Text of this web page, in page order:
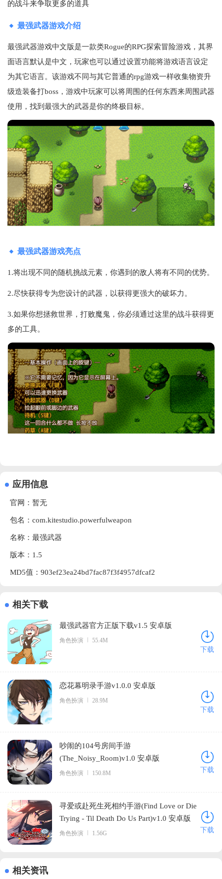
的战斗来争取更多的道具
最强武器游戏介绍
最强武器游戏中文版是一款类Rogue的RPG探索冒险游戏，其界
面语言默认是中文，玩家也可以通过设置功能将游戏语言设定
为其它语言。该游戏不同与其它普通的rpg游戏一样收集物资升
级造装备打boss，游戏中玩家可以将周围的任何东西来周围武器
使用，找到最强大的武器是你的终极目标。
最强武器游戏亮点
1.将出现不同的随机挑战元素，你遇到的敌人将有不同的优势。
2.尽快获得专为您设计的武器，以获得更强大的破坏力。
3.如果你想拯救世界，打败魔鬼，你必须通过这里的战斗获得更
多的工具。
应用信息
官网：暂无
包名：com.kitestudio.powerfulweapon
名称：最强武器
版本：1.5
MD5值：903ef23ea24bd7fac87f3f4957dfcaf2
相关下载
最强武器官方正版下载v1.5 安卓版
角色扮演 55.4M
下载
恋花幕明录手游v1.0.0 安卓版
角色扮演 28.9M
下载
吵闹的104号房间手游
(The_Noisy_Room)v1.0 安卓版
角色扮演 150.8M 下载
寻爱或赴死生死相约手游(Find Love or Die
Trying - Til Death Do Us Part)v1.0 安卓版
角色扮演 1.56G 下载
相关资讯